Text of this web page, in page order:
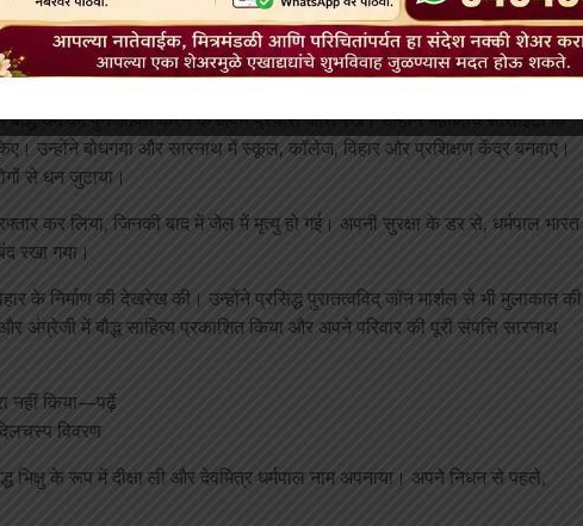
वाली एक समिति बनाई: न्यायमूर्ति सुरेंद्रनाथ और हरप्रसाद शास्त्री। जबकि
ने महंत से रिश्वत ली और उनका पक्ष लिया। ब्रिटिश सरकार ने महंत का समर्थन
धर्म को पुनर्जीवित करने के अपने प्रयास जारी रखे। उन्होंने महाबोधि सोसाइटी के
उन्होंने बोधगया और सारनाथ में स्कूल, कॉलेज, विहार और प्रशिक्षण केंद्र बनवाए।
से धन जुटाया।
कर लिया, जिनकी बाद में जेल में मृत्यु हो गई। अपनी सुरक्षा के डर से, धर्मपाल भारत
रखा गया।
के निर्माण की देखरेख की। उन्होंने प्रसिद्ध पुरातत्वविद् जॉन मार्शल से भी मुलाकात की
में बौद्ध साहित्य प्रकाशित किया और अपने परिवार की पूरी संपत्ति सारनाथ
नहीं किया—पढ़ें
विवरण
भिक्षु के रूप में दीक्षा ली और देवमित्र धर्मपाल नाम अपनाया। अपने निधन से पहले,